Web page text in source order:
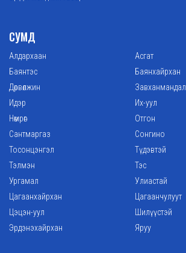
СУМД
Алдархаан
Асгат
Баянтэс
Баянхайрхан
Дөрвөлжин
Завханмандал
Идэр
Их-уул
Нөмрөг
Отгон
Сантмаргаз
Сонгино
Тосонцэнгэл
Түдэвтэй
Тэлмэн
Тэс
Ургамал
Улиастай
Цагаанхайрхан
Цагаанчулуут
Цэцэн-уул
Шилүүстэй
Эрдэнэхайрхан
Яруу